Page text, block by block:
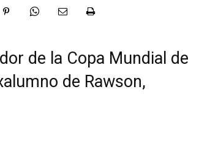
de la Copa Mundial de
de Rawson,